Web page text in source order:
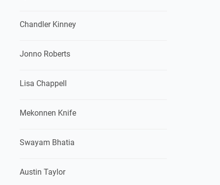
Chandler Kinney
Jonno Roberts
Lisa Chappell
Mekonnen Knife
Swayam Bhatia
Austin Taylor